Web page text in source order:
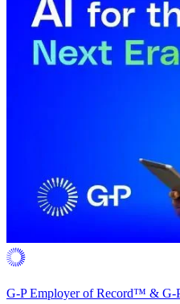
G-P Employer of Record™ & G-